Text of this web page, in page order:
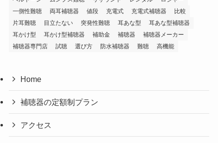
一側性難聴
両耳補聴器 値段 充電式 充電式補聴器
比較
片耳難聴
目立たない 突発性難聴 耳あな型
耳あな型補聴器
耳かけ型
耳かけ型補聴器 補助金 補聴器
補聴器メーカー
補聴器専門店
試聴 選び方 防水補聴器 難聴 高機能
Home
補聴器の定額制プラン
アクセス